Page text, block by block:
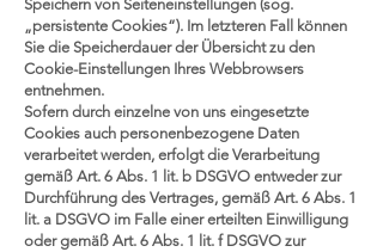
Speichern von Seiteneinstellungen (sog.
„persistente Cookies“). Im letzteren Fall können
Sie die Speicherdauer der Übersicht zu den
Cookie-Einstellungen Ihres Webbrowsers
entnehmen.
Sofern durch einzelne von uns eingesetzte
Cookies auch personenbezogene Daten
verarbeitet werden, erfolgt die Verarbeitung
gemäß Art. 6 Abs. 1 lit. b DSGVO entweder zur
Durchführung des Vertrages, gemäß Art. 6 Abs. 1
lit. a DSGVO im Falle einer erteilten Einwilligung
oder gemäß Art. 6 Abs. 1 lit. f DSGVO zur